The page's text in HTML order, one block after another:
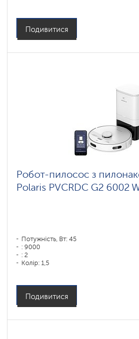
Подивитися
Робот-пилосос з
Polaris PVCRDC G2 6002
Потужність, Вт: 45
: 9000
: 2
Колір: 1,5
Бічні щітки: 1
Подивитися